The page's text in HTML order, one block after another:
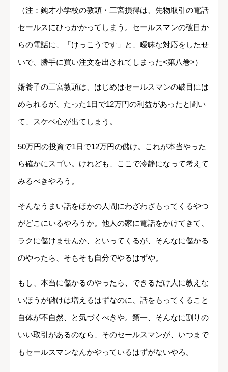
（注：鈍才小学校の教頭・三宮損得は、先物取引の電話
セールスにひっかかってしまう。セールスマンの破目か
らの電話に、「けっこうです」と、曖昧な対応をしたせ
いで、勝手に買い注文を出されてしまった<第八巻>）
婿養子の三宮教頭は、はじめはセールスマンの破目には
められるが、たった1日で12万円の利益があったと聞い
て、スケベ心が出てしまう。
50万円の投資で1日で12万円の儲け。これが本当やった
ら確かにスゴい。けれども、ここで冷静になって考えて
みるべきやろう。
そんなうまい話をほかの人間にわざわざもってくるやつ
がどこにいるやろうか。他人の家に電話をかけてきて、
ラクに儲けませんか、といってくるが、そんなに儲かる
のやったら、そもそも自分でやるはずや。
もし、本当に儲かるのやったら、できるだけ人に教えな
いほうが儲けは増えるはずなのに、話をもってくること
自体が不自然、と気づくべきや。第一、そんなに割りの
いい取引があるのなら、そのセールスマンが、いつまで
もセールスマンなんかやっているはずがないやろ。